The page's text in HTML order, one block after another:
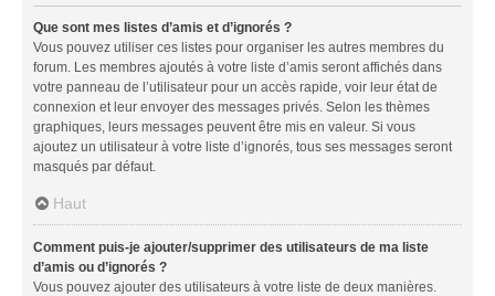
Que sont mes listes d’amis et d’ignorés ?
Vous pouvez utiliser ces listes pour organiser les autres membres du
forum. Les membres ajoutés à votre liste d’amis seront affichés dans
votre panneau de l’utilisateur pour un accès rapide, voir leur état de
connexion et leur envoyer des messages privés. Selon les thèmes
graphiques, leurs messages peuvent être mis en valeur. Si vous
ajoutez un utilisateur à votre liste d’ignorés, tous ses messages seront
masqués par défaut.
Haut
Comment puis-je ajouter/supprimer des utilisateurs de ma liste
d’amis ou d’ignorés ?
Vous pouvez ajouter des utilisateurs à votre liste de deux manières.